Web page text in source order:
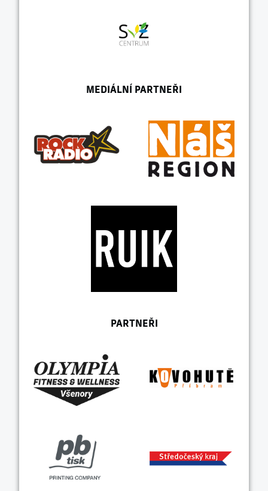
MEDIÁLNÍ PARTNEŘI
PARTNEŘI